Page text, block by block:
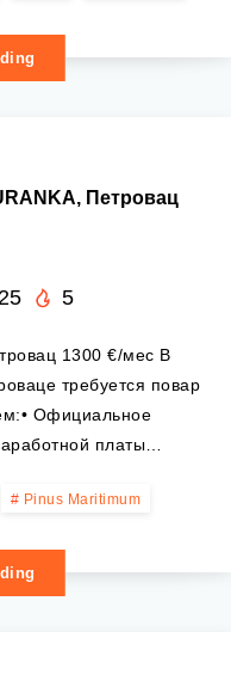
Петровац
5
1300 €/мес В
требуется повар
Официальное
платы…
Pinus Maritimum